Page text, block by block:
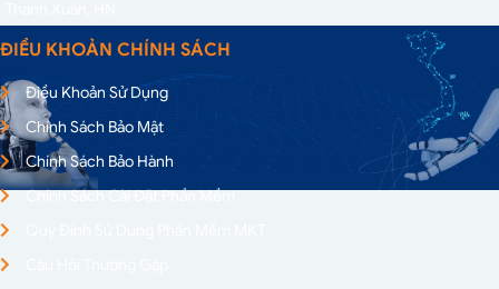
ĐIỀU KHOẢN CHÍNH SÁCH
Điều Khoản Sử Dụng
Chính Sách Bảo Mật
Chính Sách Bảo Hành
Chính Sách Cài Đặt Phần Mềm